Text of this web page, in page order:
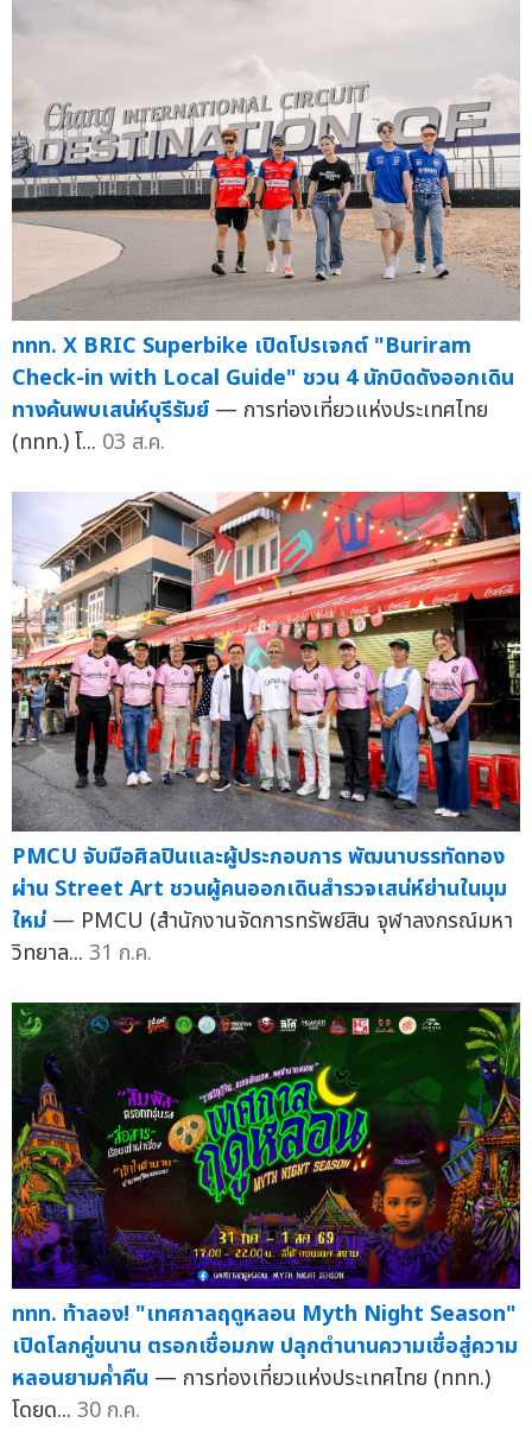
ททท. X BRIC Superbike เปิดโปรเจกต์ "Buriram
Check-in with Local Guide" ชวน 4 นักบิดดังออกเดิน
ทางค้นพบเสน่ห์บุรีรัมย์ — การท่องเที่ยวแห่งประเทศไทย
(ททท.) โ... 03 ส.ค.
PMCU จับมือศิลปินและผู้ประกอบการ พัฒนาบรรทัดทอง
ผ่าน Street Art ชวนผู้คนออกเดินสำรวจเสน่ห์ย่านในมุม
ใหม่ — PMCU (สำนักงานจัดการทรัพย์สิน จุฬาลงกรณ์มหา
วิทยาล... 31 ก.ค.
ททท. ท้าลอง! "เทศกาลฤดูหลอน Myth Night Season"
เปิดโลกคู่ขนาน ตรอกเชื่อมภพ ปลุกตำนานความเชื่อสู่ความ
หลอนยามค่ำคืน — การท่องเที่ยวแห่งประเทศไทย (ททท.)
โดยด... 30 ก.ค.